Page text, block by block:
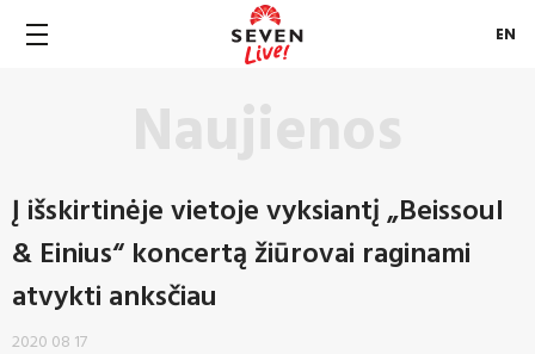
EN
Į išskirtinėje vietoje vyksiantį „Beissoul
& Einius“ koncertą žiūrovai raginami
atvykti anksčiau
2020 08 17